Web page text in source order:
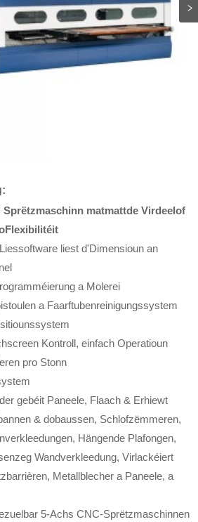
Sprëtzmaschinn matmattde Virdeelof
Flexibilitéit
liest d'Dimensioun an
a Molerei
a Faarftubenreinigungssystem
Kontroll, einfach Operatioun
pro Stonn
gebéit Paneele, Flaach & Erhiewt
& dobaussen, Schlofzëmmeren,
Hängende Plafongen,
Wandverkleedung, Virlackéiert
Metallblecher a Paneele, a
5-Achs CNC-Sprëtzmaschinnen